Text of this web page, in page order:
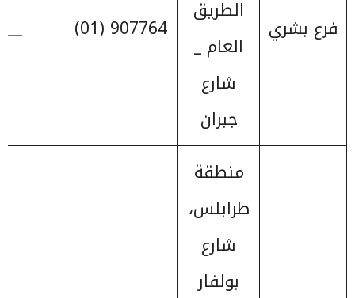
فرع بشري
الطريق
العام _
شارع
جبران
907764 (01)
منطقة
طرابلس،
شارع
بولفار